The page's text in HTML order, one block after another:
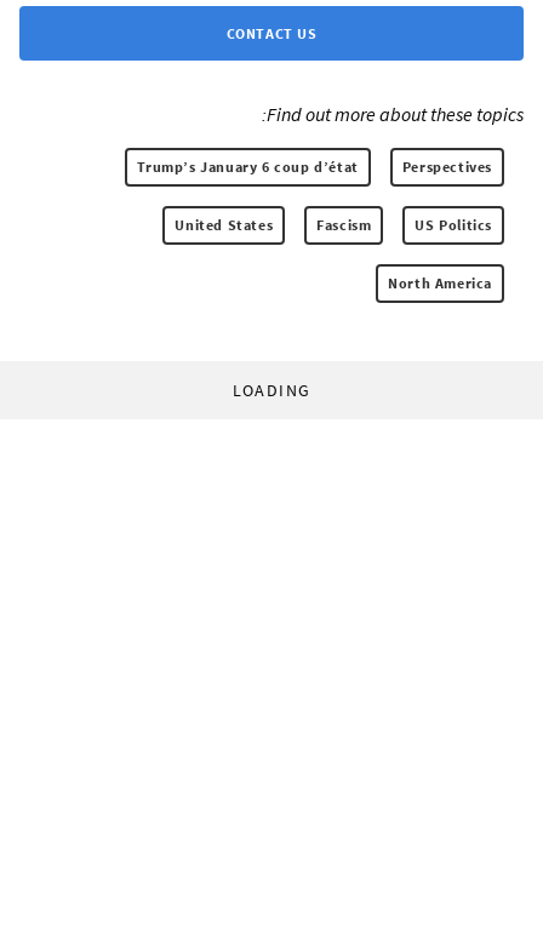
CONTACT US
Find out more about these topics:
Perspectives
Trump’s January 6 coup d’état
US Politics
Fascism
United States
North America
LOADING